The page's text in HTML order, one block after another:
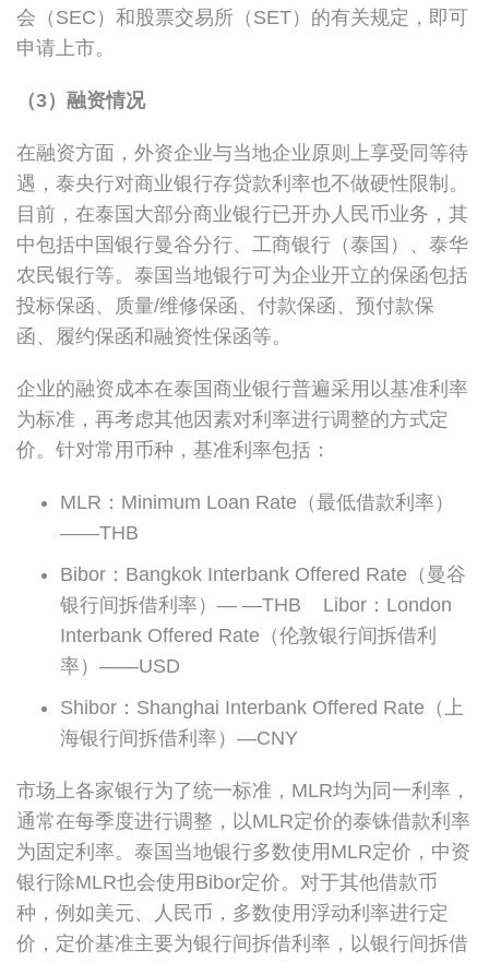
会（SEC）和股票交易所（SET）的有关规定，即可
申请上市。
（3）融资情况
在融资方面，外资企业与当地企业原则上享受同等待
遇，泰央行对商业银行存贷款利率也不做硬性限制。
目前，在泰国大部分商业银行已开办人民币业务，其
中包括中国银行曼谷分行、工商银行（泰国）、泰华
农民银行等。泰国当地银行可为企业开立的保函包括
投标保函、质量/维修保函、付款保函、预付款保
函、履约保函和融资性保函等。
企业的融资成本在泰国商业银行普遍采用以基准利率
为标准，再考虑其他因素对利率进行调整的方式定
价。针对常用币种，基准利率包括：
MLR：Minimum Loan Rate（最低借款利率）
——THB
Bibor：Bangkok Interbank Offered Rate（曼谷
银行间拆借利率）— —THB Libor：London
Interbank Offered Rate（伦敦银行间拆借利
率）——USD
Shibor：Shanghai Interbank Offered Rate（上
海银行间拆借利率）—CNY
市场上各家银行为了统一标准，MLR均为同一利率，
通常在每季度进行调整，以MLR定价的泰铢借款利率
为固定利率。泰国当地银行多数使用MLR定价，中资
银行除MLR也会使用Bibor定价。对于其他借款币
种，例如美元、人民币，多数使用浮动利率进行定
价，定价基准主要为银行间拆借利率，以银行间拆借